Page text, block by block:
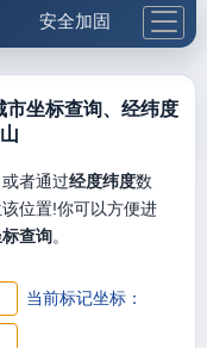
安全加固
更多工具
坐标查询、经纬度
者通过经度纬度数
位置!你可以方便进
查询。
当前标记坐标：